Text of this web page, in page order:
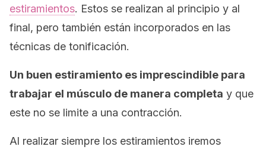
estiramientos. Estos se realizan al principio y al
final, pero también están incorporados en las
técnicas de tonificación.
Un buen estiramiento es imprescindible para
trabajar el músculo de manera completa y que
este no se limite a una contracción.
Al realizar siempre los estiramientos iremos